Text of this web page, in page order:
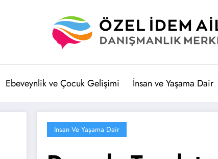
Ebeveynlik ve Çocuk Gelişimi İnsan ve Yaşama Dair
İnsan Ve Yaşama Dair